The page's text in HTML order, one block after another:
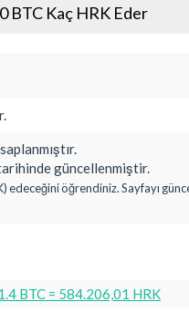
BTC Kaç HRK Eder
güncellenmiştir.
edeceğini öğrendiniz. Sayfayı
BTC = 584.206,01 HRK